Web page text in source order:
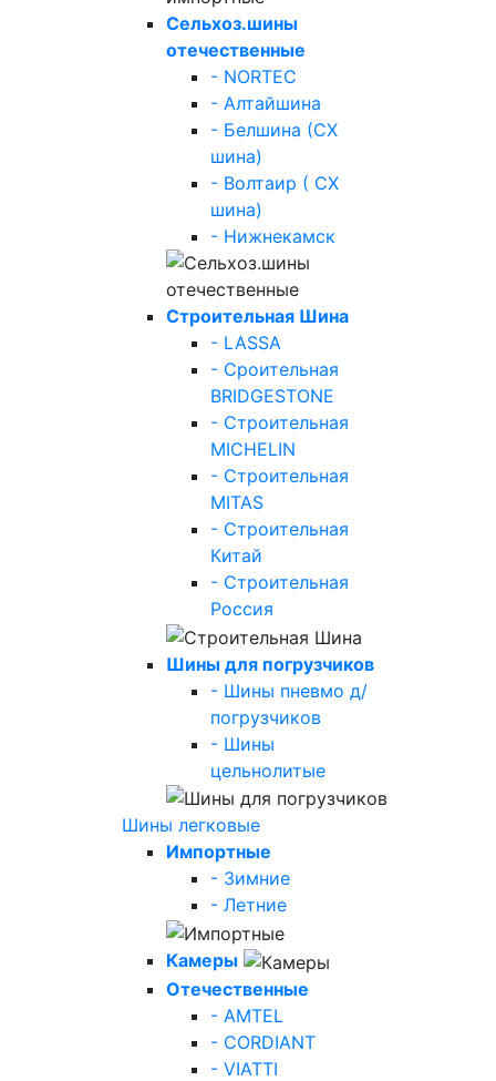
Сельхоз.шины
отечественные
- NORTEC
- Алтайшина
- Белшина (СХ
шина)
- Волтаир ( СХ
шина)
- Нижнекамск
Строительная Шина
- LASSA
- Сроительная
BRIDGESTONE
- Строительная
MICHELIN
- Строительная
MITAS
- Строительная
Китай
- Строительная
Россия
Шины для погрузчиков
- Шины пневмо д/
погрузчиков
- Шины
цельнолитые
Шины легковые
Импортные
- Зимние
- Летние
Камеры
Отечественные
- AMTEL
- CORDIANT
- VIATTI